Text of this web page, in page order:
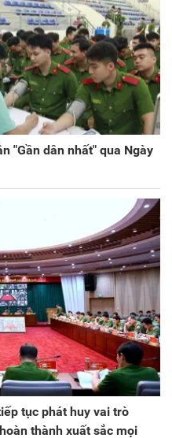
"Gần dân nhất" qua Ngày
tục phát huy vai trò
thành xuất sắc mọi